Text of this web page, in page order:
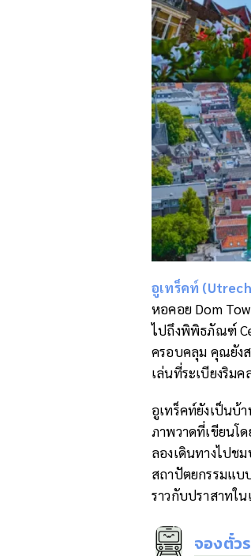
อูเทร็คท์ (
หอคอย Dom
ไปถึงพิพิธภัณฑ์
ครอบคลุม คุณยัง
เล่นที่ระเบียงริม
อูเทร็คท์ยังเป็นบ้
ภาพวาดที่เขียนโ
ลองเดินทางไปช
สถาปัตยกรรมแบ
ราวกับปราสาทใ
จองตั๋ว